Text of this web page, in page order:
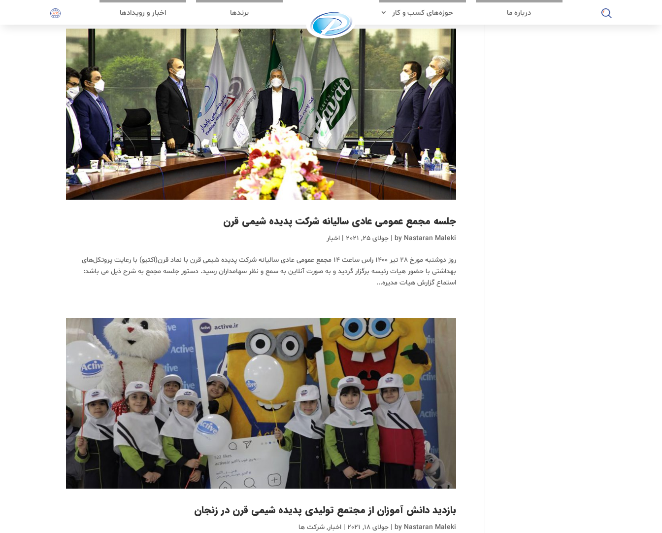
برندها اخبار و رویدادها درباره ما حوزه‌های کسب و کار
جلسه مجمع عمومی عادی سالیانه شرکت پدیده شیمی قرن
by Nastaran Maleki
| جولای 25, 2021 | اخبار
روز دوشنبه مورخ 28 تیر ۱۴۰۰ راس ساعت ۱۴ مجمع عمومی عادی سالیانه شرکت پدیده شیمی قرن با نماد قرن(اکتیو) با رعایت پروتکل‌های
بهداشتی با حضور هیات رئیسه برگزار گردید و به صورت آنلاین به سمع و نظر سهامداران رسید. دستور جلسه مجمع به شرح ذیل می باشد:
استماع گزارش هیات مدیره...
بازدید دانش آموزان از مجتمع تولیدی پدیده شیمی قرن در زنجان
by Nastaran Maleki
| جولای 18, 2021 | اخبار, شرکت ها